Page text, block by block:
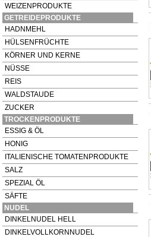
WEIZENPRODUKTE
GETREIDEPRODUKTE
HADNMEHL
HÜLSENFRÜCHTE
KÖRNER UND KERNE
NÜSSE
REIS
WALDSTAUDE
ZUCKER
TROCKENPRODUKTE
ESSIG & ÖL
HONIG
ITALIENISCHE TOMATENPRODUKTE
SALZ
SPEZIAL ÖL
SÄFTE
NUDEL
DINKELNUDEL HELL
DINKELVOLLKORNNUDEL